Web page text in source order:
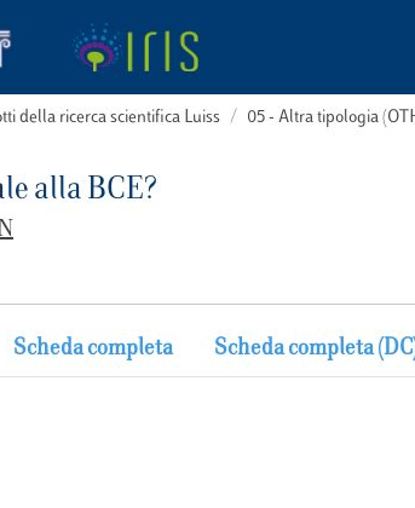
della ricerca scientifica Luiss 05 - Altra tipologia
alla BCE?
Scheda completa Scheda completa